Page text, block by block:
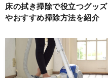
床の拭き掃除で役立つグッズ
やおすすめ掃除方法を紹介